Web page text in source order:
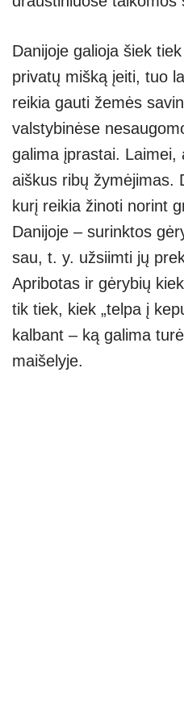
Danijoje galioja šiek
privatų mišką įeiti, tuo
reikia gauti žemės
valstybinėse
galima įprastai. Laimei,
aiškus ribų žymėjimas.
kurį reikia žinoti norint
Danijoje – surinktos
sau, t. y. užsiimti jų
Apribotas ir gėrybių
tik tiek, kiek „telpa į
kalbant – ką galima
maišelyje.